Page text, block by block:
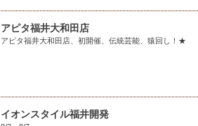
アピタ福井大和田店
アピタ福井大和田店、初開催、伝統芸能、猿回し！★
イオンスタイル福井開発